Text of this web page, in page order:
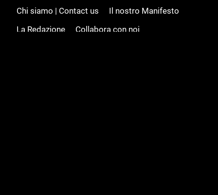
Chi siamo | Contact us
Il nostro Manifesto
La Redazione
Collabora con noi